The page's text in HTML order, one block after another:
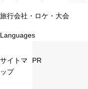
旅行会社・ロケ・大会
Languages
サイトマ
ップ
PR